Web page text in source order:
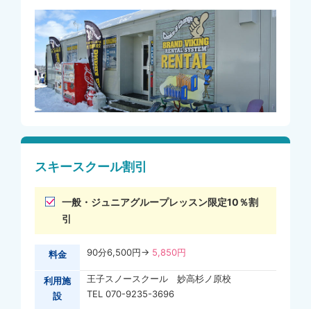
スキースクール割引
一般・ジュニアグループレッスン限定10％割
引
料金 90分6,500円→ 5,850円
利用施
設
王子スノースクール 妙高杉ノ原校
TEL 070-9235-3696